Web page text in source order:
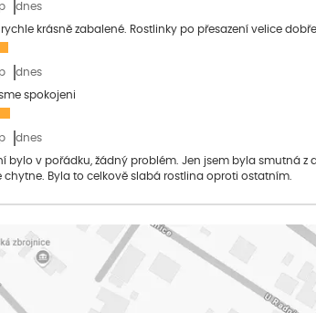
dnes
krásně zabalené. Rostlinky po přesazení velice
dnes
spokojeni
dnes
bylo v pořádku, žádný problém. Jen jsem byla smutná
chytne. Byla to celkově slabá rostlina oproti ostatním.